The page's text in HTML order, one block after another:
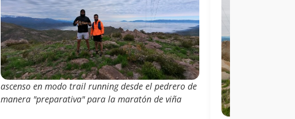
ascenso en modo trail running desde el pedrero de
manera "preparativa" para la maratón de viña